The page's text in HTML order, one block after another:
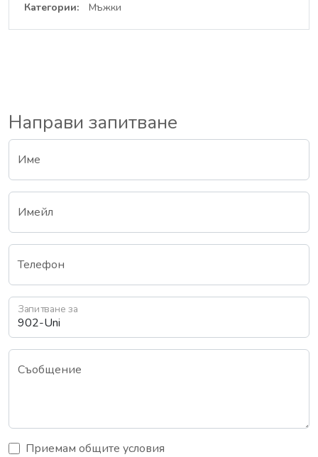
Категории: Мъжки
Направи запитване
Име
Имейл
Телефон
Запитване за
Съобщение
Приемам общите условия